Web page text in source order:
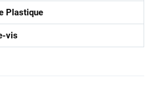
Plastique
vis